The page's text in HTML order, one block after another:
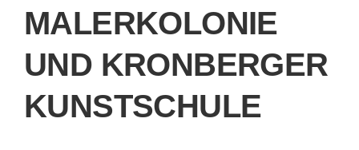
MALERKOLONIE
UND KRONBERGER
KUNSTSCHULE